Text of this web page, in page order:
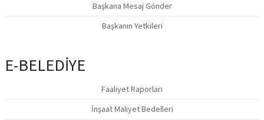
Başkana Mesaj Gönder
Başkanın Yetkileri
E-BELEDİYE
Faaliyet Raporları
İnşaat Maliyet Bedelleri